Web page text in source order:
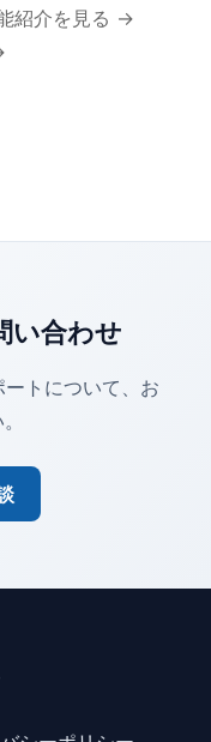
紹介を見る →
い合わせ
トについて、お